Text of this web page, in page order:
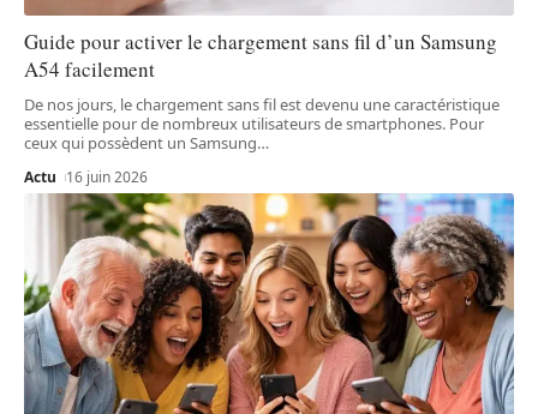
Guide pour activer le chargement sans fil d’un Samsung
A54 facilement
De nos jours, le chargement sans fil est devenu une caractéristique
essentielle pour de nombreux utilisateurs de smartphones. Pour
ceux qui possèdent un Samsung…
Actu 16 juin 2026